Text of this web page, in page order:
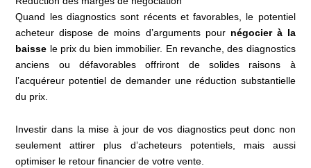
Quand les diagnostics sont récents et favorables, le potentiel
acheteur dispose de moins d’arguments pour négocier à la
baisse le prix du bien immobilier. En revanche, des diagnostics
anciens ou défavorables offriront de solides raisons à
l’acquéreur potentiel de demander une réduction substantielle
du prix.
Investir dans la mise à jour de vos diagnostics peut donc non
seulement attirer plus d’acheteurs potentiels, mais aussi
optimiser le retour financier de votre vente.